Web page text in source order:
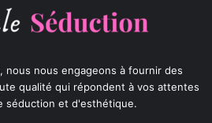
nous nous engageons à fournir des
qualité qui répondent à vos attentes
séduction et d'esthétique.